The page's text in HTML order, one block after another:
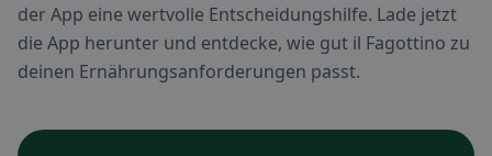
der App eine wertvolle Entscheidungshilfe. Lade jetzt
die App herunter und entdecke, wie gut il Fagottino zu
deinen Ernährungsanforderungen passt.